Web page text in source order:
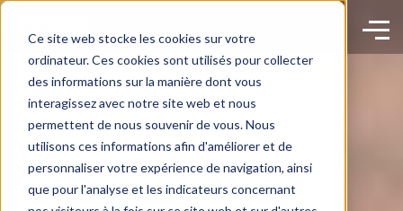
Ce site web stocke les cookies sur votre
ordinateur. Ces cookies sont utilisés pour collecter
des informations sur la manière dont vous
interagissez avec notre site web et nous
permettent de nous souvenir de vous. Nous
utilisons ces informations afin d'améliorer et de
personnaliser votre expérience de navigation, ainsi
que pour l'analyse et les indicateurs concernant